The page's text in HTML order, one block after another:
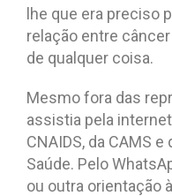
lhe que era preciso
relação entre
de qualquer coisa.
Mesmo fora das
assistia pela
CNAIDS, da CAMS
Saúde. Pelo
ou outra orientação